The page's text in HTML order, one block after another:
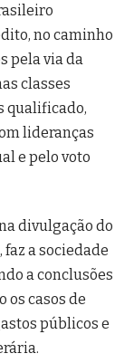
no caminho
pela via da
classes
qualificado,
lideranças
e pelo voto
divulgação do
a sociedade
a conclusões
os casos de
públicos e